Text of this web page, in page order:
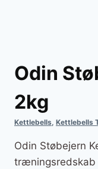
Odin
2kg
Kettlebells, Kettlebells
Odin Støbejern